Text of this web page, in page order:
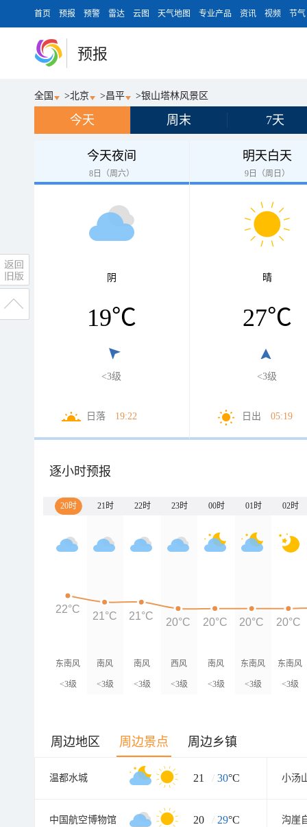
首页 预报 预警 雷达 云图 天气地图 专业产品 资讯 视频 节气
预报
全国 >北京 >昌平 >银山塔林风景区
今天 周末 7天
今天夜间
8日（周六）
阴
19℃
<3级
日落 19:22
明天白天
9日（周日）
晴
27℃
<3级
日出 05:19
逐小时预报
20时 21时 22时 23时 00时 01时 02时
东南风
<3级
南风
<3级
南风
<3级
西风
<3级
南风
<3级
东南风
<3级
东南风
<3级
22°C
21°C 21°C
20°C 20°C 20°C 20°C
周边地区 周边景点 周边乡镇
温都水城 21 / 30°C
中国航空博物馆 20 / 29°C 沟崖